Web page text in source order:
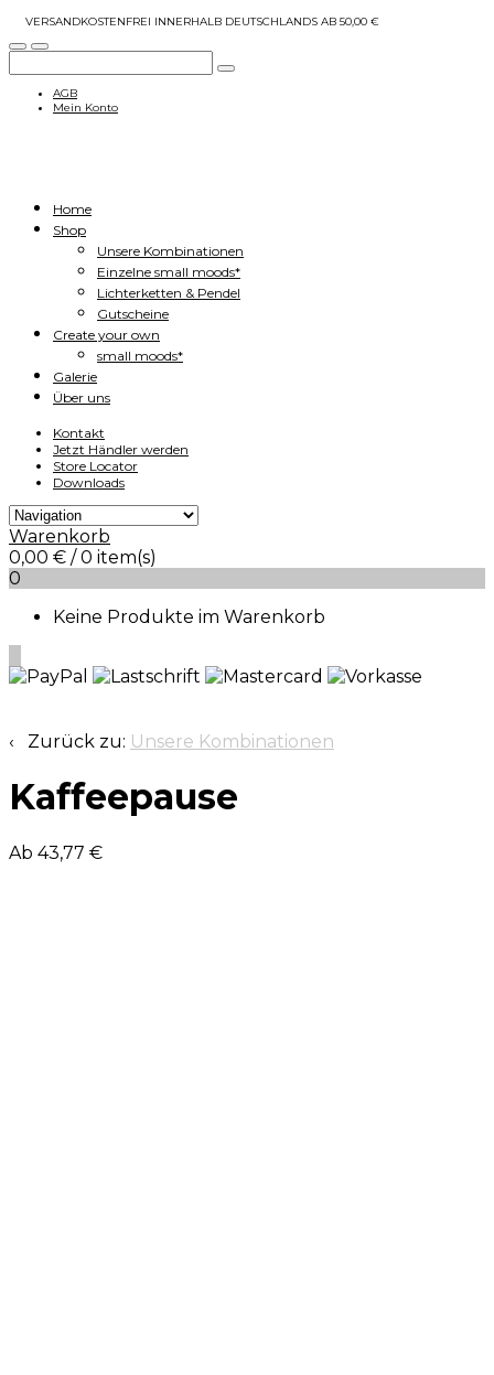
VERSANDKOSTENFREI INNERHALB DEUTSCHLANDS AB 50,00 €
AGB
Mein Konto
Home
Shop
Unsere Kombinationen
Einzelne small moods*
Lichterketten & Pendel
Gutscheine
Create your own
small moods*
Galerie
Über uns
Kontakt
Jetzt Händler werden
Store Locator
Downloads
Warenkorb
0,00 € / 0 item(s)
0
Keine Produkte im Warenkorb
‹ Zurück zu: Unsere Kombinationen
Kaffeepause
Ab 43,77 €